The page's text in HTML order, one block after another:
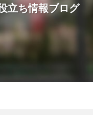
立ち情報ブログ